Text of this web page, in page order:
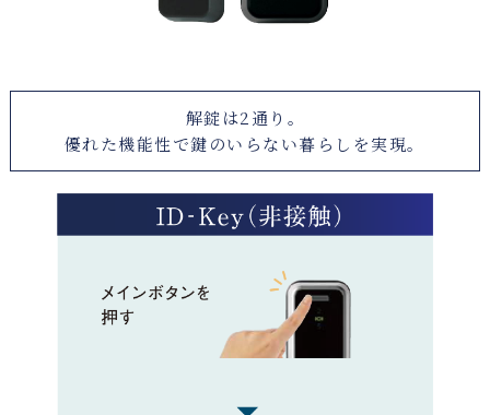
解錠は2通り。
優れた機能性で鍵のいらない暮らしを実現。